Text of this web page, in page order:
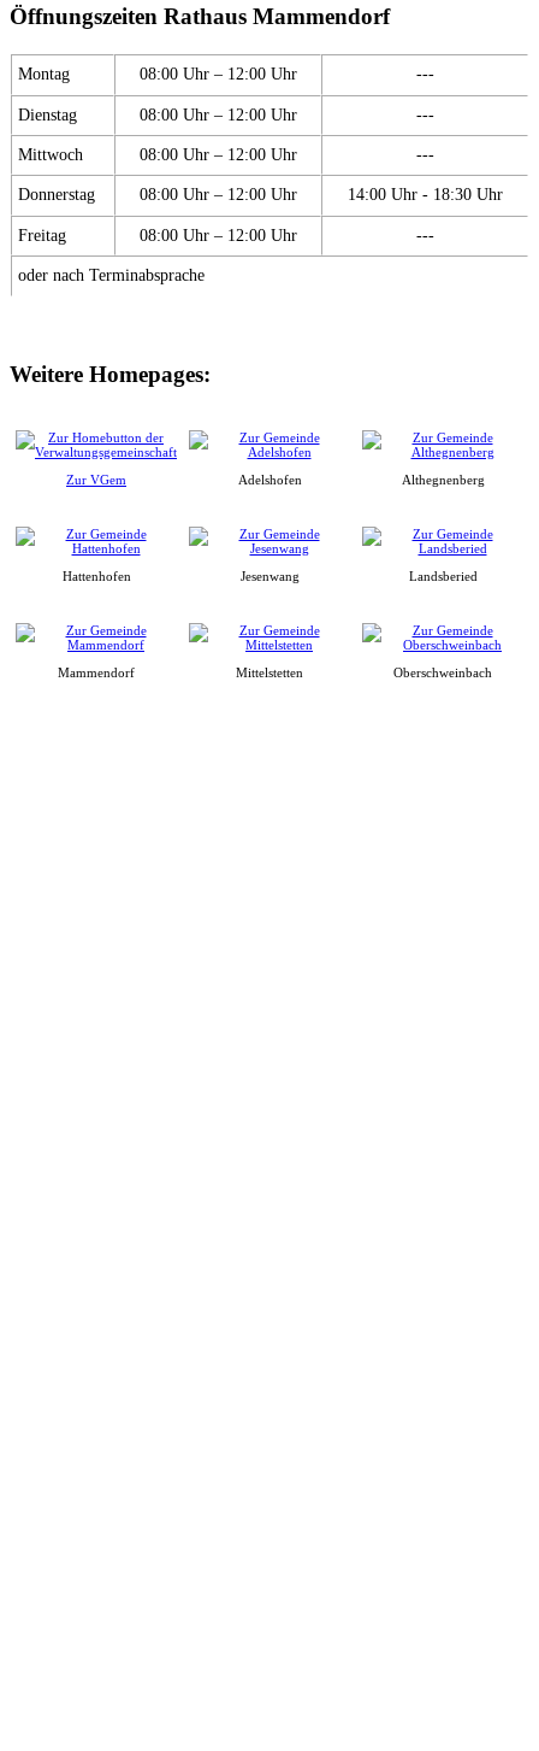
Öffnungszeiten Rathaus Mammendorf
Montag 08:00 Uhr – 12:00 Uhr ---
Dienstag 08:00 Uhr – 12:00 Uhr ---
Mittwoch 08:00 Uhr – 12:00 Uhr ---
Donnerstag 08:00 Uhr – 12:00 Uhr 14:00 Uhr - 18:30 Uhr
Freitag 08:00 Uhr – 12:00 Uhr ---
oder nach Terminabsprache
Weitere Homepages:
Zur VGem Adelshofen Althegnenberg
Hattenhofen Jesenwang Landsberied
Mammendorf Mittelstetten Oberschweinbach